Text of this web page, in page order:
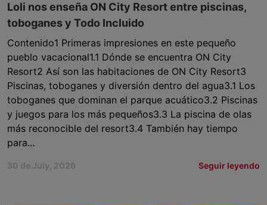
Loli nos enseña ON City Resort entre piscinas,
toboganes y Todo Incluido
Contenido1 Primeras impresiones en este pequeño
pueblo vacacional1.1 Dónde se encuentra ON City
Resort2 Así son las habitaciones de ON City Resort3
Piscinas, toboganes y diversión dentro del agua3.1 Los
toboganes que dominan el parque acuático3.2 Piscinas
y juegos para los más pequeños3.3 La piscina de olas
más reconocible del resort3.4 También hay tiempo
para...
30 de July, 2026 Seguir leyendo